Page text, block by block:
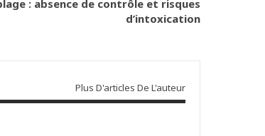
: absence de contrôle et risques
d’intoxication
Plus D'articles De L'auteur